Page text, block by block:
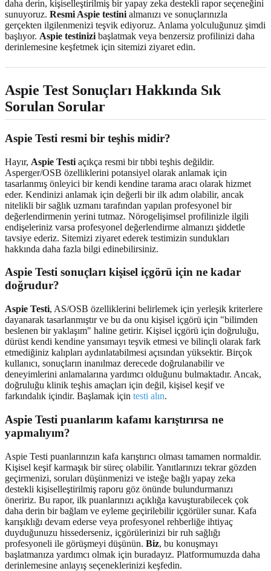
daha derin, kişiselleştirilmiş bir yapay zeka destekli rapor seçeneğini
sunuyoruz. Resmi Aspie testini almanızı ve sonuçlarınızla
gerçekten ilgilenmenizi teşvik ediyoruz. Anlama yolculuğunuz şimdi
başlıyor. Aspie testinizi başlatmak veya benzersiz profilinizi daha
derinlemesine keşfetmek için sitemizi ziyaret edin.
Aspie Test Sonuçları Hakkında Sık
Sorulan Sorular
Aspie Testi resmi bir teşhis midir?
Hayır, Aspie Testi açıkça resmi bir tıbbi teşhis değildir.
Asperger/OSB özelliklerini potansiyel olarak anlamak için
tasarlanmış önleyici bir kendi kendine tarama aracı olarak hizmet
eder. Kendinizi anlamak için değerli bir ilk adım olabilir, ancak
nitelikli bir sağlık uzmanı tarafından yapılan profesyonel bir
değerlendirmenin yerini tutmaz. Nörogelişimsel profilinizle ilgili
endişeleriniz varsa profesyonel değerlendirme almanızı şiddetle
tavsiye ederiz. Sitemizi ziyaret ederek testimizin sundukları
hakkında daha fazla bilgi edinebilirsiniz.
Aspie Testi sonuçları kişisel içgörü için ne kadar
doğrudur?
Aspie Testi, AS/OSB özelliklerini belirlemek için yerleşik kriterlere
dayanarak tasarlanmıştır ve bu da onu kişisel içgörü için "bilimden
beslenen bir yaklaşım" haline getirir. Kişisel içgörü için doğruluğu,
dürüst kendi kendine yansımayı teşvik etmesi ve bilinçli olarak fark
etmediğiniz kalıpları aydınlatabilmesi açısından yüksektir. Birçok
kullanıcı, sonuçların inanılmaz derecede doğrulanabilir ve
deneyimlerini anlamalarına yardımcı olduğunu bulmaktadır. Ancak,
doğruluğu klinik teşhis amaçları için değil, kişisel keşif ve
farkındalık içindir. Başlamak için testi alın.
Aspie Testi puanlarım kafamı karıştırırsa ne
yapmalıyım?
Aspie Testi puanlarınızın kafa karıştırıcı olması tamamen normaldir.
Kişisel keşif karmaşık bir süreç olabilir. Yanıtlarınızı tekrar gözden
geçirmenizi, soruları düşünmenizi ve isteğe bağlı yapay zeka
destekli kişiselleştirilmiş raporu göz önünde bulundurmanızı
öneririz. Bu rapor, ilk puanlarınızı açıklığa kavuşturabilecek çok
daha derin bir bağlam ve eyleme geçirilebilir içgörüler sunar. Kafa
karışıklığı devam ederse veya profesyonel rehberliğe ihtiyaç
duyduğunuzu hissederseniz, içgörülerinizi bir ruh sağlığı
profesyoneli ile görüşmeyi düşünün. Biz, bu konuşmayı
başlatmanıza yardımcı olmak için buradayız. Platformumuzda daha
derinlemesine anlayış seçeneklerinizi keşfedin.